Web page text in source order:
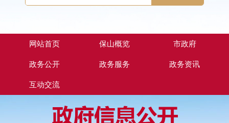
网站首页 保山概览 市政府
政务公开 政务服务 政务资讯
互动交流